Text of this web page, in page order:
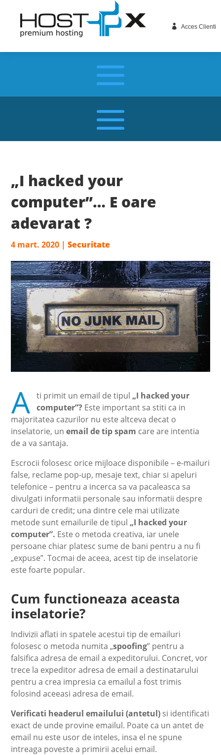
 Acces Clienti
„I hacked your
computer”… E oare
adevarat ?
4 mart. 2020 |Securitate
A ti primit un email de tipul „I hacked your
computer”? Este important sa stiti ca in
majoritatea cazurilor nu este altceva decat o
inselatorie, unemail de tip spam care are intentia
de a va santaja.
Escrocii folosesc orice mijloace disponibile – e-mailuri
false, reclame pop-up, mesaje text, chiar si apeluri
telefonice – pentru a incerca sa va pacaleasca sa
divulgati informatii personale sau informatii despre
carduri de credit; una dintre cele mai utilizate
metode sunt emailurile de tipul „I hacked your
computer”. Este o metoda creativa, iar unele
persoane chiar platesc sume de bani pentru a nu fi
„expuse”. Tocmai de aceea, acest tip de inselatorie
este foarte popular.
Cum functioneaza aceasta
inselatorie?
Indivizii aflati in spatele acestui tip de emailuri
folosesc o metoda numita „spoofing” pentru a
falsifica adresa de email a expeditorului. Concret, vor
trece la expeditor adresa de email a destinatarului
pentru a crea impresia ca emailul a fost trimis
folosind aceeasi adresa de email.
Verificati headerul emailului (antetul) si identificati
exact de unde provine emailul. Poate ca un antet de
email nu este usor de inteles, insa el ne spune
intreaga poveste a primirii acelui email.